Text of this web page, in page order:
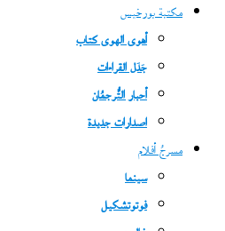
مكتبة بورخيس
أهوى الهوى كتاب
جَدَل القراءات
أحبار التُّرجمُان
اصدارات جديدة
مسرحُ أفلام
سينما
فوتوتشكيل